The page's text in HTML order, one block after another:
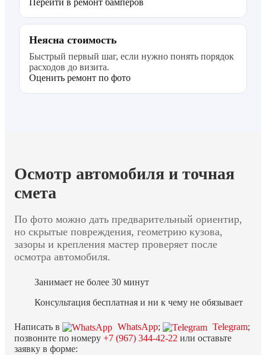
Неясна стоимость
Быстрый первый шаг, если нужно понять порядок
расходов до визита.
Оценить ремонт по фото
Осмотр автомобиля и точная
смета
По фото можно дать предварительный ориентир,
но скрытые повреждения, геометрию кузова,
зазоры и крепления мастер проверяет после
осмотра автомобиля.
Занимает не более 30 минут
Консультация бесплатная и ни к чему не обязывает
Написать в WhatsApp; Telegram;
позвоните по номеру +7 (967) 344-42-22 или оставьте
заявку в форме: